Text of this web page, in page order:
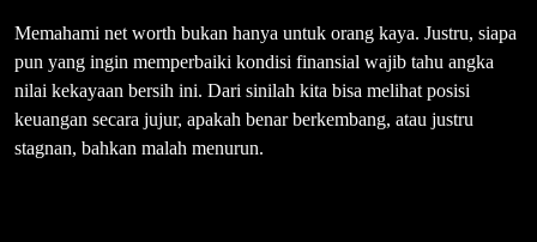
Memahami net worth bukan hanya untuk orang kaya. Justru, siapa
pun yang ingin memperbaiki kondisi finansial wajib tahu angka
nilai kekayaan bersih ini. Dari sinilah kita bisa melihat posisi
keuangan secara jujur, apakah benar berkembang, atau justru
stagnan, bahkan malah menurun.